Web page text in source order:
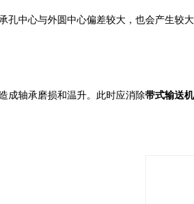
孔中心与外圆中心偏差较大，也会产生较大
成轴承磨损和温升。此时应消除带式输送机